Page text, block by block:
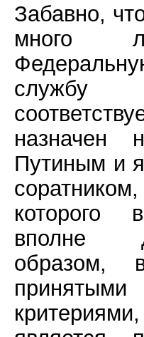
Забавно,
много
службу
назначен
Путиным и
которого
вполне
образом,